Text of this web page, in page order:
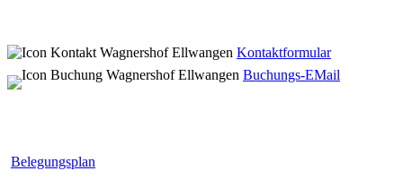
Kontaktformular
Buchungs-EMail
Belegungsplan